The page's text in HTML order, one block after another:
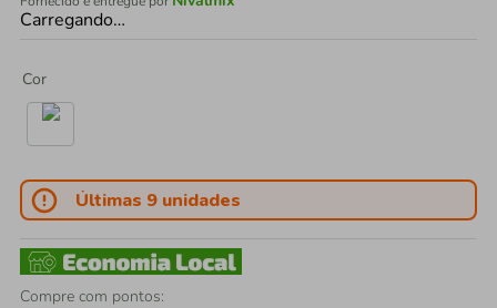
Carregando…
Cor
Últimas 9 unidades
Compre com pontos: